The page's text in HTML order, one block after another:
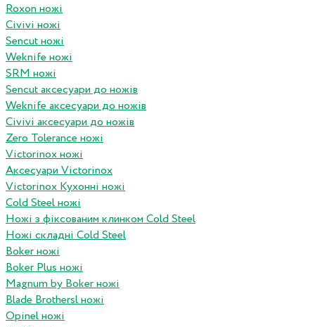
Roxon ножi
Civivi ножі
Sencut ножі
Weknife ножі
SRM ножі
Sencut аксесуари до ножів
Weknife аксесуари до ножів
Civivi аксесуари до ножів
Zero Tolerance ножі
Victorinox ножі
Аксесуари Victorinox
Victorinox Кухонні ножі
Cold Steel ножі
Ножі з фіксованим клинком Cold Steel
Ножі складні Cold Steel
Boker ножі
Boker Plus ножі
Magnum by Boker ножі
Blade Brothersl ножі
Opinel ножі